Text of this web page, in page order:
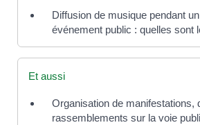
Diffusion de musique pendant un
événement public : quelles sont
Et aussi
Organisation de manifestations,
rassemblements sur la voie